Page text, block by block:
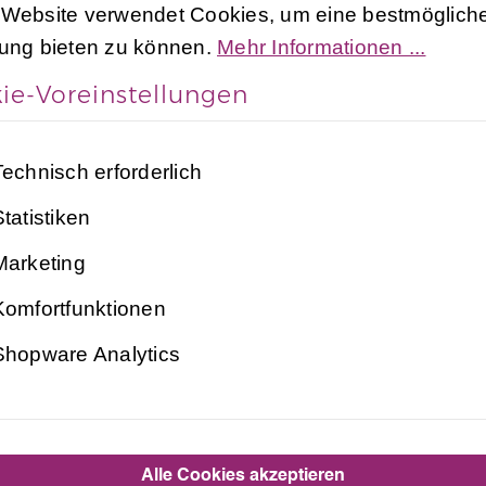
Turnanzug für Mädchen
20% Elasthan, bietet der
eine
verwendet Cookies, um eine
bieten zu können. Mehr Informationen ...
Voreinstellungen
erforderlich
Analytics
Alle Cookies akzeptieren